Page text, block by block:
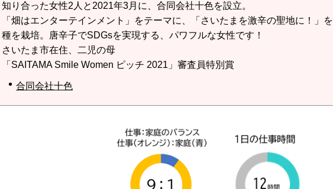
知り合った女性2人と2021年3月に、合同会社十色を設立。
「畑はエンターテインメント」をテーマに、「さいたまを激辛の聖地に！」
種を栽培。唐辛子でSDGsを実現する、パワフルな女性です！
さいたま市在住、二児の母
「SAITAMA Smile Women ピッチ 2021」審査員特別賞
合同会社十色